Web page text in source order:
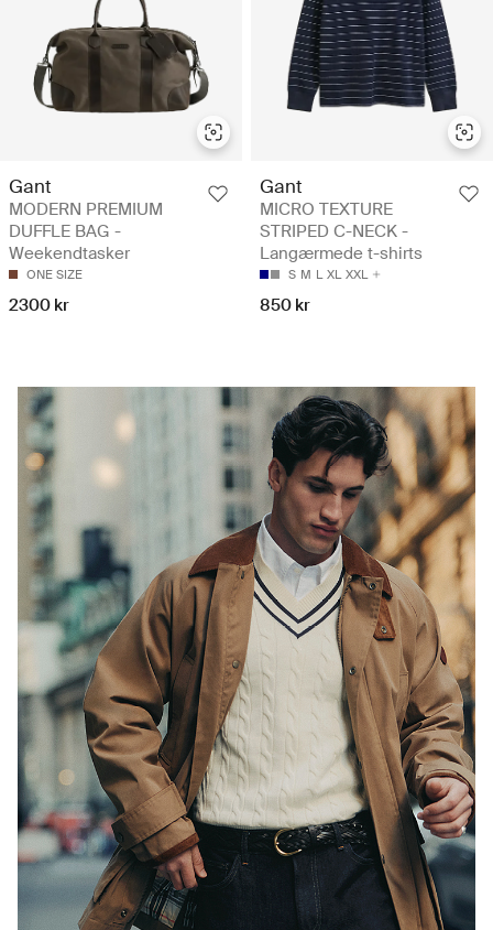
Gant
MODERN PREMIUM
DUFFLE BAG -
Weekendtasker
ONE SIZE
2300 kr
Gant
MICRO TEXTURE
STRIPED C-NECK -
Langærmede t-shirts
S M L XL XXL
850 kr